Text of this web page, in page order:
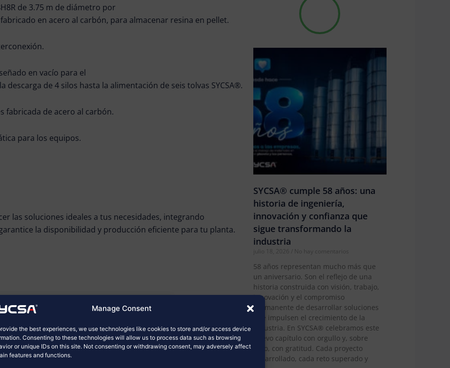
Manage Consent
the best experiences, we use technologies like cookies to store and/or access device
Consenting to these technologies will allow us to process data such as browsing
or unique IDs on this site. Not consenting or withdrawing consent, may adversely affect
features and functions.
de 3.75 m de diámetro por
en acero al carbón, para almacenar resina en pellet.
en vacío para el
descarga de 4 silos hasta la alimentación de seis tolvas SYCSA®.
fabricada de acero al carbón.
para los equipos.
las soluciones ideales a tus necesidades, integrando
la disponibilidad y producción eficiente para tu planta.
SYCSA® cumple 58 años: una
historia de ingeniería,
innovación y confianza que
sigue transformando la
industria
julio 18, 2026 No hay comentarios
58 años representan mucho más que
un aniversario. Son el reflejo de una
historia construida con visión, trabajo,
innovación y el compromiso
permanente de desarrollar soluciones
que impulsen el crecimiento de la
industria. En SYCSA® celebramos este
nuevo capítulo con orgullo y, sobre
todo, con gratitud. Cada proyecto
desarrollado, cada reto superado y